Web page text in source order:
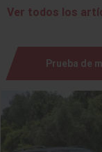
Ver todos los
Prueba de